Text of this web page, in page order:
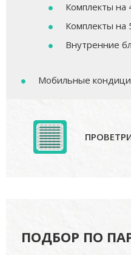
Комплекты на
Комплекты на
Внутренние
Мобильные
ПОДБОР ПО